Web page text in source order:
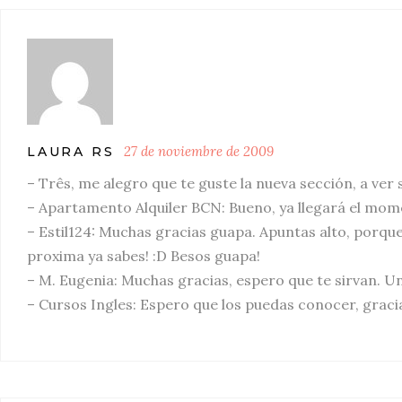
LAURA RS 27 de noviembre de 2009
– Três, me alegro que te guste la nueva sección, a
– Apartamento Alquiler BCN: Bueno, ya llegará el
– Estil124: Muchas gracias guapa. Apuntas alto,
proxima ya sabes! :D Besos guapa!
– M. Eugenia: Muchas gracias, espero que te sirvan.
– Cursos Ingles: Espero que los puedas conocer,